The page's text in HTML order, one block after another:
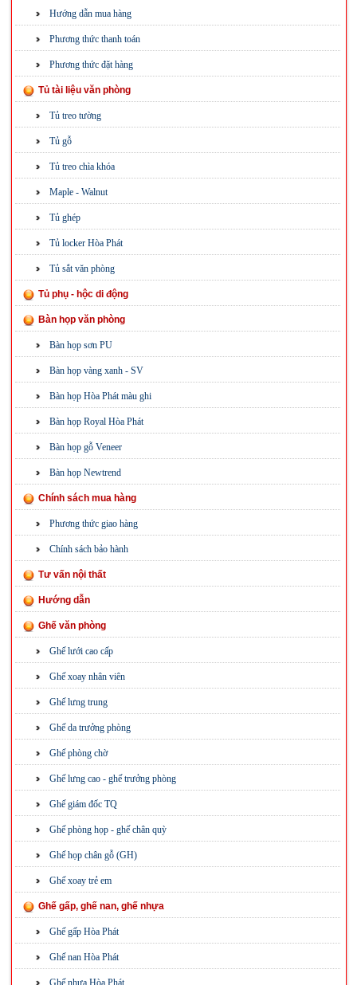
Hướng dẫn mua hàng
Phương thức thanh toán
Phương thức đặt hàng
Tủ tài liệu văn phòng
Tủ treo tường
Tủ gỗ
Tủ treo chìa khóa
Maple - Walnut
Tủ ghép
Tủ locker Hòa Phát
Tủ sắt văn phòng
Tủ phụ - hộc di động
Bàn họp văn phòng
Bàn họp sơn PU
Bàn họp vàng xanh - SV
Bàn họp Hòa Phát màu ghi
Bàn họp Royal Hòa Phát
Bàn họp gỗ Veneer
Bàn họp Newtrend
Chính sách mua hàng
Phương thức giao hàng
Chính sách bảo hành
Tư vấn nội thất
Hướng dẫn
Ghế văn phòng
Ghế lưới cao cấp
Ghế xoay nhân viên
Ghế lưng trung
Ghế da trưởng phòng
Ghế phòng chờ
Ghế lưng cao - ghế trưởng phòng
Ghế giám đốc TQ
Ghế phòng họp - ghế chân quỳ
Ghế họp chân gỗ (GH)
Ghế xoay trẻ em
Ghế gấp, ghế nan, ghế nhựa
Ghế gấp Hòa Phát
Ghế nan Hòa Phát
Ghế nhựa Hòa Phát